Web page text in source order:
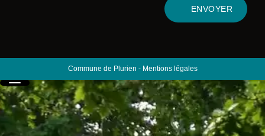
ENVOYER
Commune de Plurien - Mentions légales